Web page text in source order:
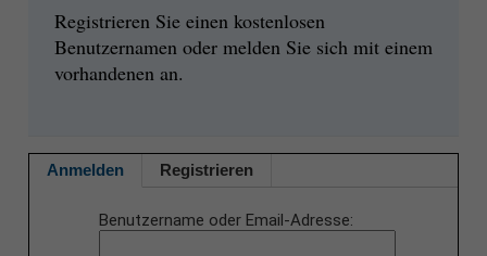
Registrieren Sie einen kostenlosen
Benutzernamen oder melden Sie sich mit einem
vorhandenen an.
Anmelden Registrieren
Benutzername oder Email-Adresse